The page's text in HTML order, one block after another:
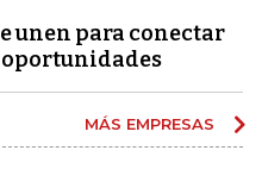
unen para conectar
MÁS EMPRESAS